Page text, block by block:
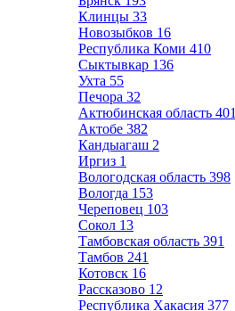
Клинцы 33
Новозыбков 16
Республика Коми 410
Сыктывкар 136
Ухта 55
Печора 32
Актюбинская область 401
Актобе 382
Кандыагаш 2
Иргиз 1
Вологодская область 398
Вологда 153
Череповец 103
Сокол 13
Тамбовская область 391
Тамбов 241
Котовск 16
Рассказово 12
Республика Хакасия 377